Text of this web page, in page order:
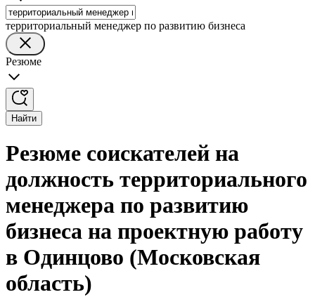
территориальный менеджер по развитию бизнеса
Резюме
Найти
Резюме соискателей на
должность территориального
менеджера по развитию
бизнеса на проектную работу
в Одинцово (Московская
область)